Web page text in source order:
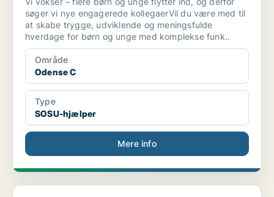
søger vi nye engagerede kollegaerVil du være med til
at skabe trygge, udviklende og meningsfulde
hverdage for børn og unge med komplekse funk..
Område
Odense C
Type
SOSU-hjælper
Mere info
Bliv weekendmedarbejder på Børnehusene Stjernen